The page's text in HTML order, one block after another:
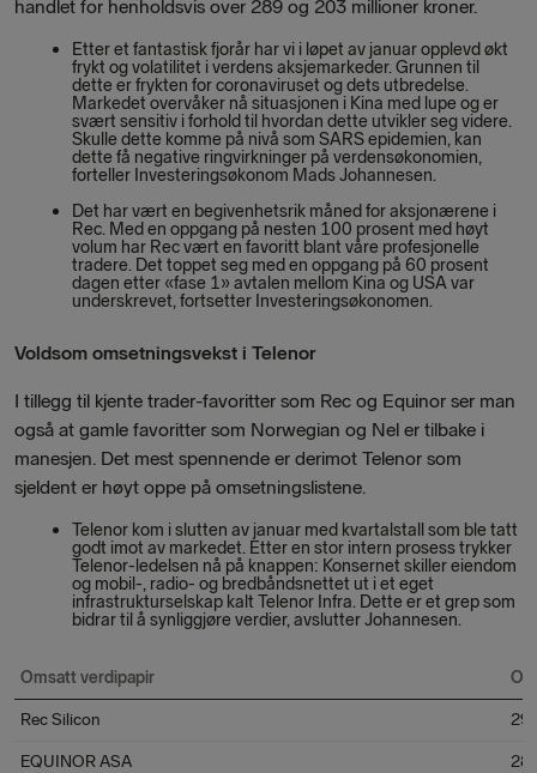
handlet for henholdsvis over 289 og 203 millioner kroner.
Etter et fantastisk fjorår har vi i løpet av januar opplevd økt
frykt og volatilitet i verdens aksjemarkeder. Grunnen til
dette er frykten for coronaviruset og dets utbredelse.
Markedet overvåker nå situasjonen i Kina med lupe og er
svært sensitiv i forhold til hvordan dette utvikler seg videre.
Skulle dette komme på nivå som SARS epidemien, kan
dette få negative ringvirkninger på verdensøkonomien,
forteller Investeringsøkonom Mads Johannesen.
Det har vært en begivenhetsrik måned for aksjonærene i
Rec. Med en oppgang på nesten 100 prosent med høyt
volum har Rec vært en favoritt blant våre profesjonelle
tradere. Det toppet seg med en oppgang på 60 prosent
dagen etter «fase 1» avtalen mellom Kina og USA var
underskrevet, fortsetter Investeringsøkonomen.
Voldsom omsetningsvekst i Telenor
I tillegg til kjente trader-favoritter som Rec og Equinor ser man
også at gamle favoritter som Norwegian og Nel er tilbake i
manesjen. Det mest spennende er derimot Telenor som
sjeldent er høyt oppe på omsetningslistene.
Telenor kom i slutten av januar med kvartalstall som ble tatt
godt imot av markedet. Etter en stor intern prosess trykker
Telenor-ledelsen nå på knappen: Konsernet skiller eiendom
og mobil-, radio- og bredbåndsnettet ut i et eget
infrastrukturselskap kalt Telenor Infra. Dette er et grep som
bidrar til å synliggjøre verdier, avslutter Johannesen.
Omsatt verdipapir
Rec Silicon
EQUINOR ASA